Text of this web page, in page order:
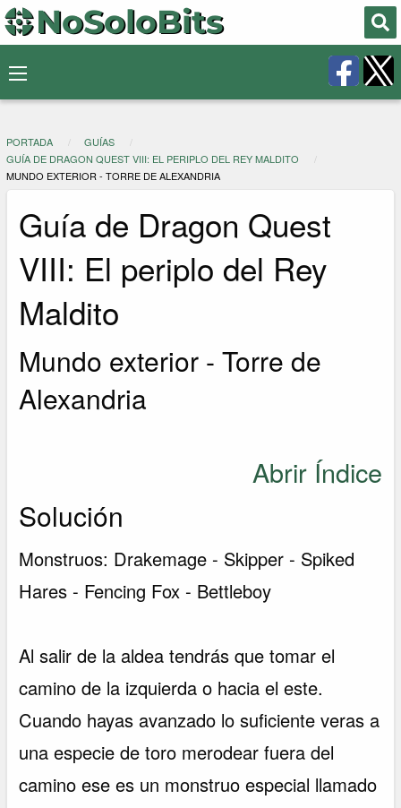
PORTADA
GUÍAS
GUÍA DE DRAGON QUEST VIII: EL PERIPLO DEL REY MALDITO
MUNDO EXTERIOR - TORRE DE ALEXANDRIA
Guía de Dragon Quest
VIII: El periplo del Rey
Maldito
Mundo exterior - Torre de
Alexandria
Abrir Índice
Solución
Monstruos: Drakemage - Skipper - Spiked
Hares - Fencing Fox - Bettleboy
Al salir de la aldea tendrás que tomar el
camino de la izquierda o hacia el este.
Cuando hayas avanzado lo suficiente veras a
una especie de toro merodear fuera del
camino ese es un monstruo especial llamado